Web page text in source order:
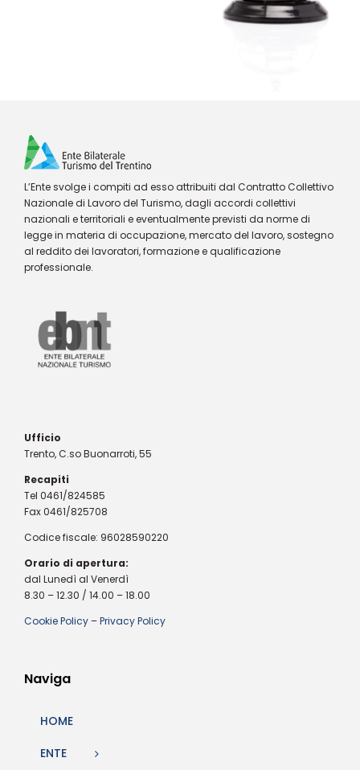
L’Ente svolge i compiti ad esso attribuiti dal Contratto Collettivo
Nazionale di Lavoro del Turismo, dagli accordi collettivi
nazionali e territoriali e eventualmente previsti da norme di
legge in materia di occupazione, mercato del lavoro, sostegno
al reddito dei lavoratori, formazione e qualificazione
professionale.
Ufficio
Trento, C.so Buonarroti, 55
Recapiti
Tel 0461/824585
Fax 0461/825708
Codice fiscale: 96028590220
Orario di apertura:
dal Lunedì al Venerdì
8.30 – 12.30 / 14.00 – 18.00
Cookie Policy –Privacy Policy
Naviga
HOME
ENTE